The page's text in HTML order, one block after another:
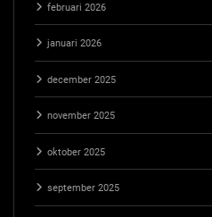
februari 2026
januari 2026
december 2025
november 2025
oktober 2025
september 2025